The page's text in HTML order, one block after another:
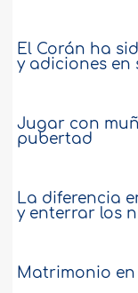
El Corán ha
y adiciones en
Jugar con
pubertad
La diferencia
y enterrar los
Matrimonio